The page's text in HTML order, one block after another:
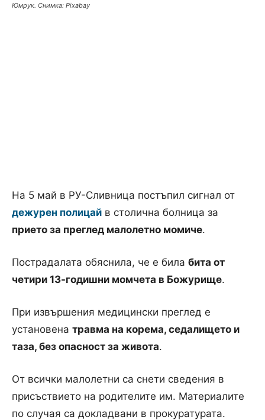
Юмрук. Снимка: Pixabay
На 5 май в РУ-Сливница постъпил сигнал от
дежурен полицай в столична болница за
прието за преглед малолетно момиче.
Пострадалата обяснила, че е била бита от
четири 13-годишни момчета в Божурище.
При извършения медицински преглед е
установена травма на корема, седалището и
таза, без опасност за живота.
От всички малолетни са снети сведения в
присъствието на родителите им. Материалите
по случая са докладвани в прокуратурата.